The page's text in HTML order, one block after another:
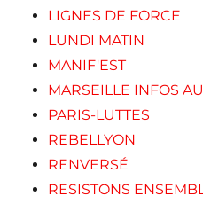
LIGNES DE FORCE
LUNDI MATIN
MANIF'EST
MARSEILLE INFOS
PARIS-LUTTES
REBELLYON
RENVERSÉ
RESISTONS